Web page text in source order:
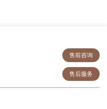
售前咨询
售后服务